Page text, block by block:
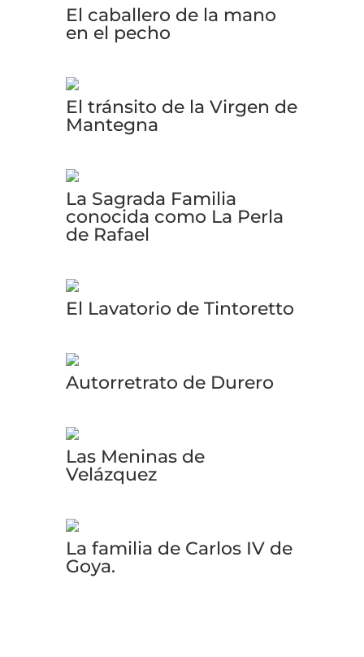
El caballero de la mano
en el pecho
El tránsito de la Virgen de
Mantegna
La Sagrada Familia
conocida como La Perla
de Rafael
El Lavatorio de Tintoretto
Autorretrato de Durero
Las Meninas de
Velázquez
La familia de Carlos IV de
Goya.